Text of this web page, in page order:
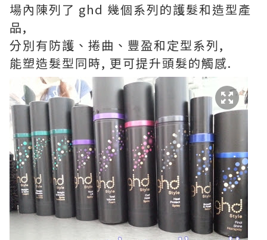
場內陳列了 ghd 幾個系列的護髮和造型產
品,
分別有防護、捲曲、豐盈和定型系列,
能塑造髮型同時, 更可提升頭髮的觸感.